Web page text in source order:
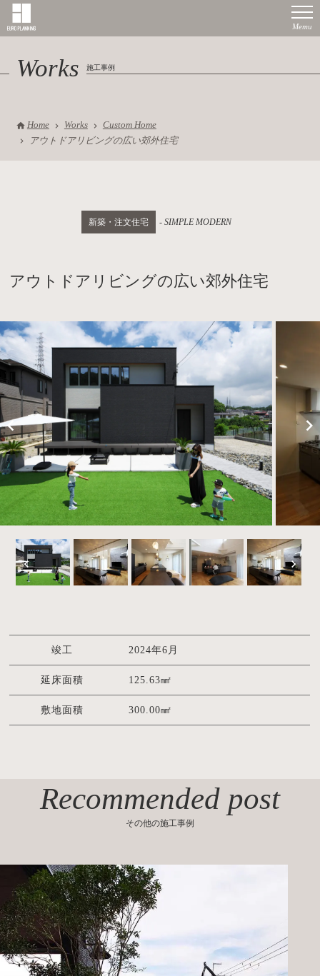
Works 施工事例
Home Works
Custom Home
アウトドアリビングの広い郊外住宅
新築・注文住宅 SIMPLE MODERN
アウトドアリビングの広い郊外住宅
竣工 2024年6月
延床面積 125.63㎟
敷地面積 300.00㎟
Recommended post
その他の施工事例